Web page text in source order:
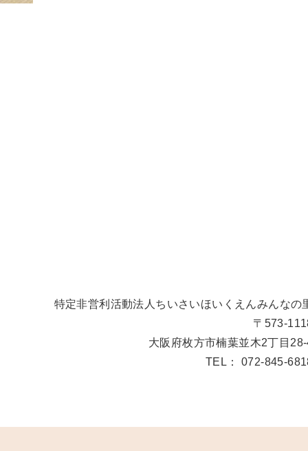
特定非営利活動法人ちいさいほいくえんみんなの
〒573-
大阪府枚方市楠葉並木2丁目
TEL： 072-845-